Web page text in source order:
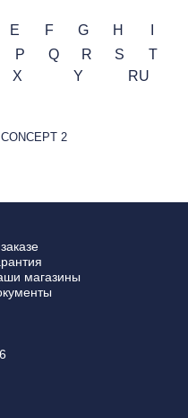
E F G H
P Q R S
T
X Y RU
CONCEPT 2
магазины